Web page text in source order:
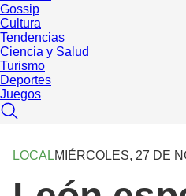
Gossip
Cultura
Tendencias
Ciencia y Salud
Turismo
Deportes
Juegos
LOCALMIÉRCOLES, 27 DE